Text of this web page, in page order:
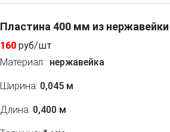
Пластина 400 мм из нержавейки
160 руб/шт
Материал : нержавейка
Ширина: 0,045 м
Длина: 0,400 м